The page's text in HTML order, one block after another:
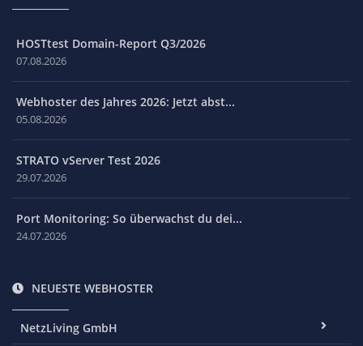
HOSTtest Domain-Report Q3/2026
07.08.2026
Webhoster des Jahres 2026: Jetzt abst...
05.08.2026
STRATO vServer Test 2026
29.07.2026
Port Monitoring: So überwachst du dei...
24.07.2026
NEUESTE WEBHOSTER
NetzLiving GmbH